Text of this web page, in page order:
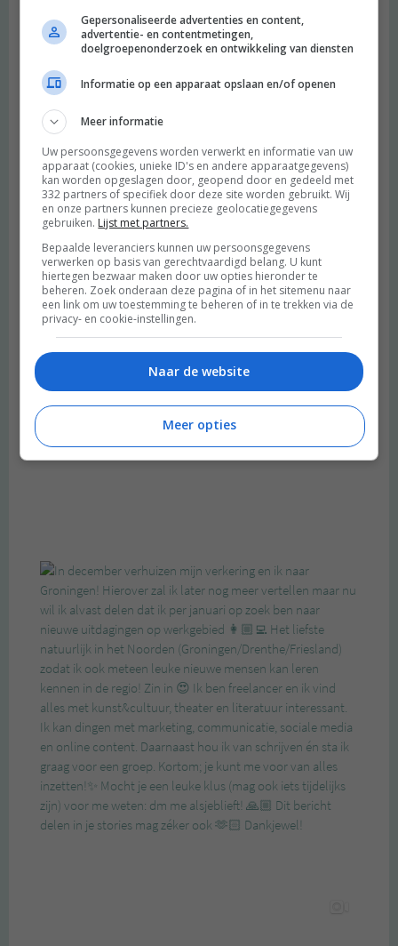
Gepersonaliseerde advertenties en content,
advertentie- en contentmetingen,
doelgroepenonderzoek en ontwikkeling van diensten
Informatie op een apparaat opslaan en/of openen
Meer informatie
Uw persoonsgegevens worden verwerkt en informatie van uw
apparaat (cookies, unieke ID's en andere apparaatgegevens)
kan worden opgeslagen door, geopend door en gedeeld met
332 partners of specifiek door deze site worden gebruikt. Wij
en onze partners kunnen precieze geolocatiegegevens
gebruiken. Lijst met partners.
Bepaalde leveranciers kunnen uw persoonsgegevens
verwerken op basis van gerechtvaardigd belang. U kunt
hiertegen bezwaar maken door uw opties hieronder te
beheren. Zoek onderaan deze pagina of in het sitemenu naar
een link om uw toestemming te beheren of in te trekken via de
privacy- en cookie-instellingen.
Naar de website
Meer opties